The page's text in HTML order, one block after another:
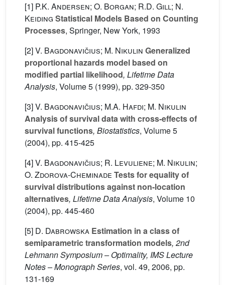
[1] P.K. Andersen; O. Borgan; R.D. Gill; N.
Keiding Statistical Models Based on Counting
Processes, Springer, New York, 1993
[2]V. Bagdonavičius; M. Nikulin Generalized
proportional hazards model based on
modified partial likelihood, Lifetime Data
Analysis, Volume 5 (1999), pp. 329-350
[3]V. Bagdonavičius; M.A. Hafdi; M. Nikulin
Analysis of survival data with cross-effects of
survival functions, Biostatistics, Volume 5
(2004), pp. 415-425
[4]V. Bagdonavičius; R. Levuliene; M. Nikulin;
O. Zdorova-Cheminade Tests for equality of
survival distributions against non-location
alternatives, Lifetime Data Analysis, Volume 10
(2004), pp. 445-460
[5] D. Dabrowska Estimation in a class of
semiparametric transformation models, 2nd
Lehmann Symposium – Optimality, IMS Lecture
Notes – Monograph Series, vol. 49, 2006, pp.
131-169